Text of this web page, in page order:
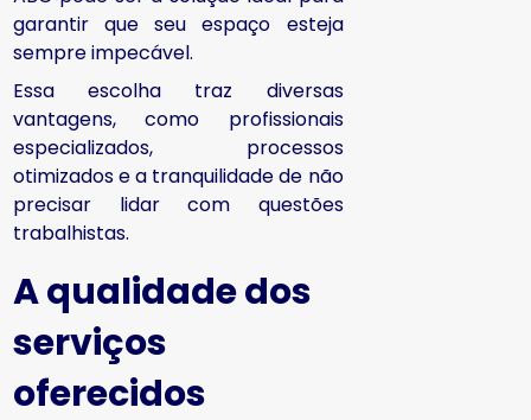
garantir que seu espaço esteja
sempre impecável.
Essa escolha traz diversas
vantagens, como profissionais
especializados, processos
otimizados e a tranquilidade de não
precisar lidar com questões
trabalhistas.
A qualidade dos
serviços
oferecidos